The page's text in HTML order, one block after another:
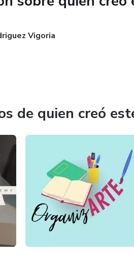
estrategia personalizada diseñada
Vigoria
de quien creó